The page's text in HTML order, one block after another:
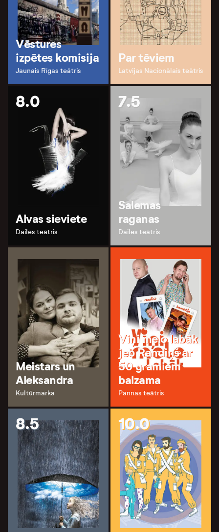
Vēstures
izpētes komisija
Jaunais Rīgas teātris
Par tēviem
Latvijas Nacionālais teātris
8.0
Alvas sieviete
Dailes teātris
7.5
Salemas
raganas
Dailes teātris
Meistars un
Aleksandra
Kultūrmarka
Viņi melo labāk
jeb Randiņš ar
50 gramiem
balzama
Pannas teātris
8.5 10.0